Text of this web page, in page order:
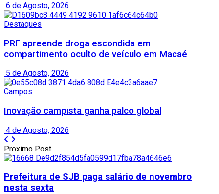
6 de Agosto, 2026
Destaques
PRF apreende droga escondida em
compartimento oculto de veículo em Macaé
5 de Agosto, 2026
Campos
Inovação campista ganha palco global
4 de Agosto, 2026
Proximo Post
Prefeitura de SJB paga salário de novembro
nesta sexta